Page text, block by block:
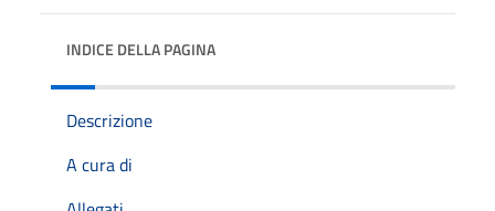
INDICE DELLA PAGINA
Descrizione
A cura di